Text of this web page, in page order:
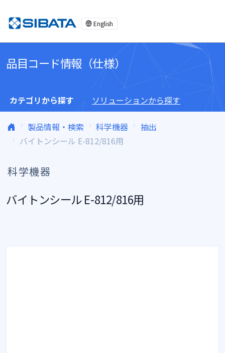
English
品目コード情報（仕様）
カテゴリから探す ソリューションから探す
製品情報・検索 科学機器
抽出
バイトンシール E-812/816用
科学機器
バイトンシール E-812/816用